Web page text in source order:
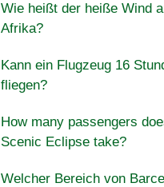
Wie heißt der heiße Wind
Afrika?
Kann ein Flugzeug 16
fliegen?
How many passengers
Scenic Eclipse take?
Welcher Bereich von